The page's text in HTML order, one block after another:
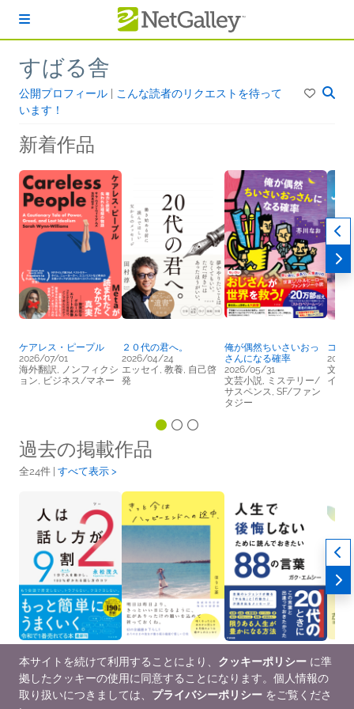
すばる舎
公開プロフィール
こんな読者のリクエストを待って
います！
新着作品
ケアレス・ピープル
2026/07/01
海外翻訳, ノンフィクシ
ョン, ビジネス/マネー
２０代の君へ。
2026/04/24
エッセイ, 教養, 自己啓
発
俺が偶然ちいさいおっ
さんになる確率
2026/05/31
文芸小説, ミステリー/
サスペンス, SF/ファン
タジー
コー
文芸
イト
過去の掲載作品
全24件 | すべて表示 >
人は話し方が9割 2
2024/12/24
教養, ビジネス/マネー,
自己啓発
きっと今はハッピーエ
ンドへの途中、
2025/07/22
文芸小説, 詩集, エッセ
人生で後悔しないため
に読んでおきたい８８
の言葉
2026/02/20
教養,
自己
本サイトを続けて利用することにより、 クッキーポリシー に準
拠したクッキーの使用に同意することになります。個人情報の
取り扱いにつきましては、 プライバシーポリシー をご覧くださ